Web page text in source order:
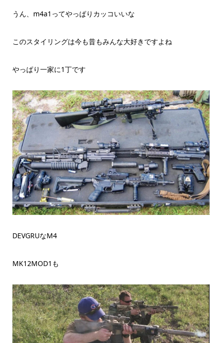
うん、m4a1ってやっぱりカッコいいな
このスタイリングは今も昔もみんな大好きですよね
やっぱり一家に1丁です
DEVGRUなM4
MK12MOD1も